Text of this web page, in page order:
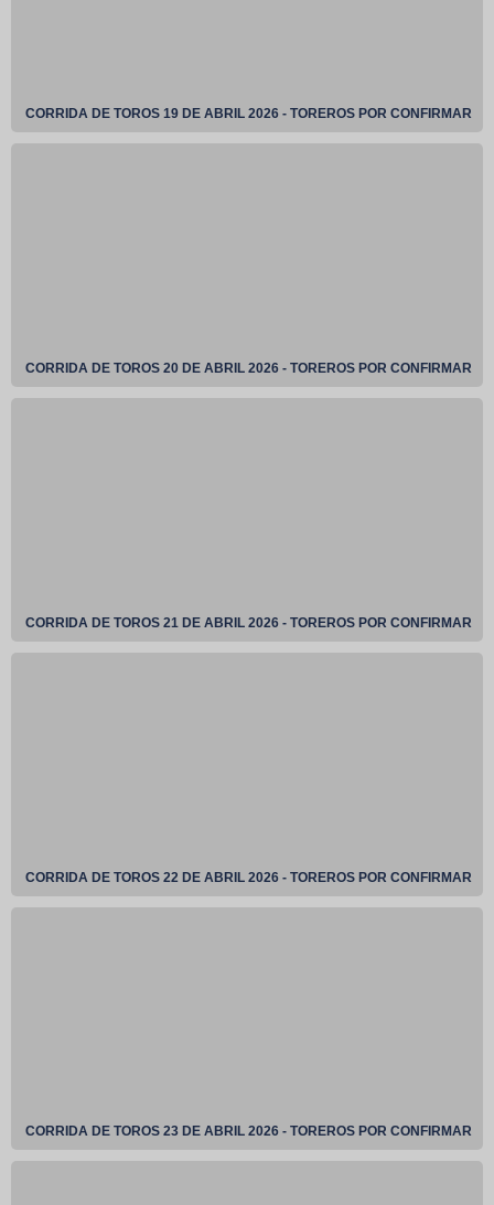
CORRIDA DE TOROS 19 DE ABRIL 2026 - TOREROS POR CONFIRMAR
CORRIDA DE TOROS 20 DE ABRIL 2026 - TOREROS POR CONFIRMAR
CORRIDA DE TOROS 21 DE ABRIL 2026 - TOREROS POR CONFIRMAR
CORRIDA DE TOROS 22 DE ABRIL 2026 - TOREROS POR CONFIRMAR
CORRIDA DE TOROS 23 DE ABRIL 2026 - TOREROS POR CONFIRMAR